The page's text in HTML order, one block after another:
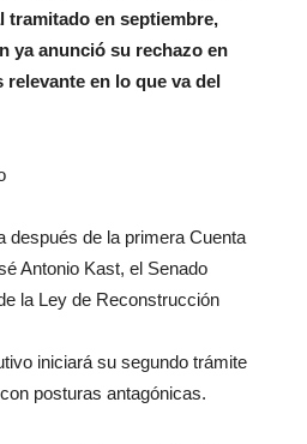
tramitado en septiembre,
ya anunció su rechazo en
en lo que va del
después de la primera Cuenta
Antonio Kast, el Senado
la Ley de Reconstrucción
iniciará su segundo trámite
posturas antagónicas.